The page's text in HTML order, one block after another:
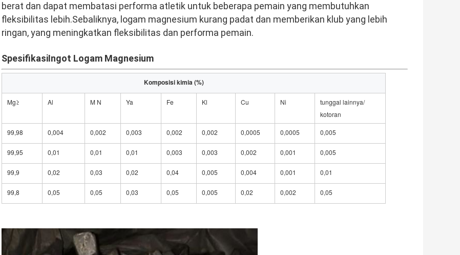
berat dan dapat membatasi performa atletik untuk beberapa pemain yang membutuhkan
fleksibilitas lebih.Sebaliknya, logam magnesium kurang padat dan memberikan klub yang lebih
ringan, yang meningkatkan fleksibilitas dan performa pemain.
SpesifikasiIngot Logam Magnesium
Komposisi kimia (%)
Mg≥ Al M N Ya Fe Kl Cu Ni
tunggal lainnya/
kotoran
99,98 0,004 0,002 0,003 0,002 0,002 0,0005 0,0005 0,005
99,95 0,01 0,01 0,01 0,003 0,003 0,002 0,001 0,005
99,9 0,02 0,03 0,02 0,04 0,005 0,004 0,001 0,01
99,8 0,05 0,05 0,03 0,05 0,005 0,02 0,002 0,05